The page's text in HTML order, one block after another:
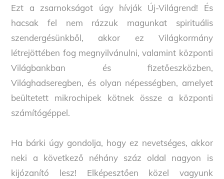
Ezt a zsarnokságot úgy hívják Új-Világrend! És
hacsak fel nem rázzuk magunkat spirituális
szendergésünkből, akkor ez Világkormány
létrejöttében fog megnyilvánulni, valamint központi
Világbankban és fizetőeszközben,
Világhadseregben, és olyan népességben, amelyet
beültetett mikrochipek kötnek össze a központi
számítógéppel.
Ha bárki úgy gondolja, hogy ez nevetséges, akkor
neki a következő néhány száz oldal nagyon is
kijózanító lesz! Elképesztően közel vagyunk